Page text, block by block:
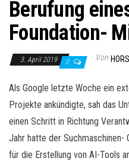
Berufung
Foundation-
3. April 2019 0 Von
Als Google letzte Woche ein
Projekte ankündigte, sah das
einen Schritt in Richtung
Jahr hatte der Suchmaschinen-
für die Erstellung von AI-Tools